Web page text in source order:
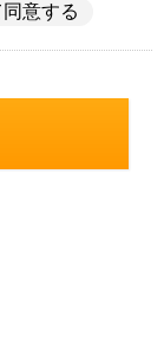
意する